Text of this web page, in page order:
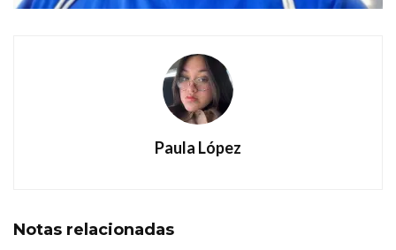
Paula López
Notas relacionadas